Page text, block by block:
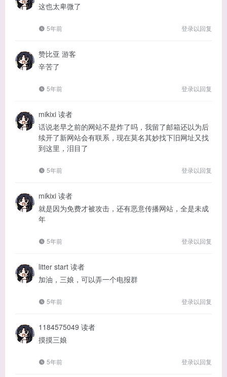
这也太卑微了
5年前 登录以回复
赞比亚 游客
辛苦了
5年前 登录以回复
mikixi 读者
话说老早之前的网站不是炸了吗，我留了邮箱还以为后
续开了新网站会有联系，现在莫名其妙找下旧网址又找
到这里，泪目了
5年前 登录以回复
mikixi 读者
就是因为免费才被攻击，还有恶意传播网站，全是未成
年
5年前 登录以回复
litter start 读者
加油，三娘，可以弄一个电报群
5年前 登录以回复
1184575049 读者
摸摸三娘
5年前 登录以回复